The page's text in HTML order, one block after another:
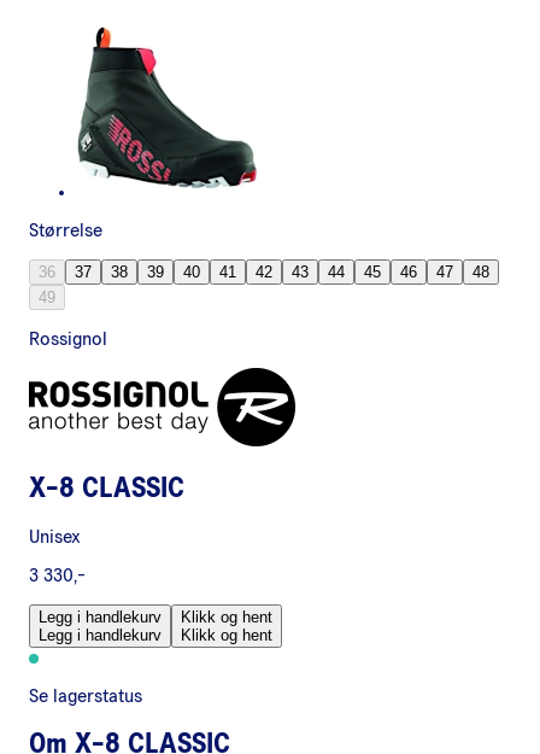
Størrelse
36 37 38 39 40 41 42 43 44 45 46 47
48
49
Rossignol
X-8 CLASSIC
Unisex
3 330,-
Legg i handlekurv
Legg i handlekurv
Klikk og hent
Klikk og hent
Se lagerstatus
Om X-8 CLASSIC